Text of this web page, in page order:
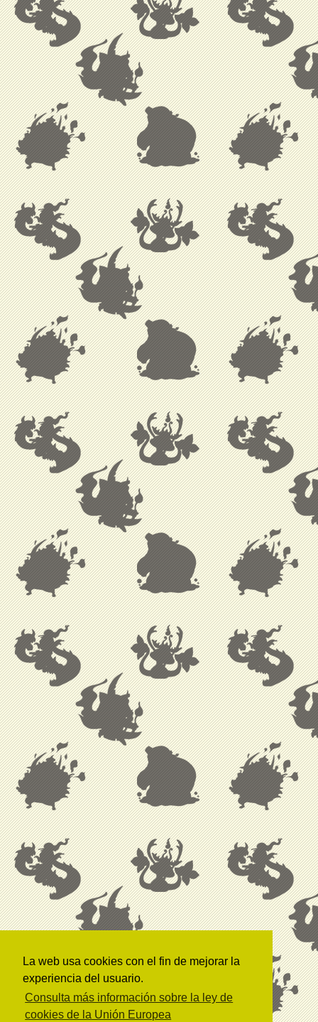
La web usa cookies con el fin de mejorar la
experiencia del usuario.
Consulta más información sobre la ley de
cookies de la Unión Europea